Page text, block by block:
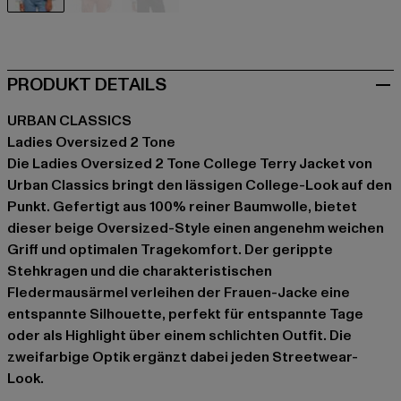
PRODUKT DETAILS
URBAN CLASSICS
Ladies Oversized 2 Tone
Die Ladies Oversized 2 Tone College Terry Jacket von
Urban Classics bringt den lässigen College-Look auf den
Punkt. Gefertigt aus 100% reiner Baumwolle, bietet
dieser beige Oversized-Style einen angenehm weichen
Griff und optimalen Tragekomfort. Der gerippte
Stehkragen und die charakteristischen
Fledermausärmel verleihen der Frauen-Jacke eine
entspannte Silhouette, perfekt für entspannte Tage
oder als Highlight über einem schlichten Outfit. Die
zweifarbige Optik ergänzt dabei jeden Streetwear-
Look.